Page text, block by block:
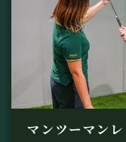
マンツーマン